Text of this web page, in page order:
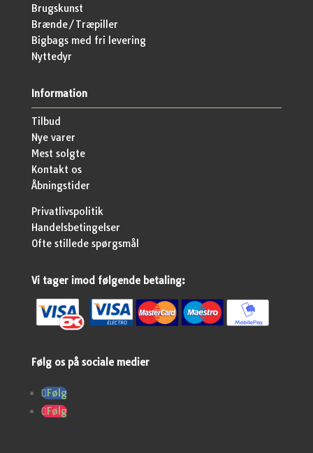
Brugskunst
Brænde/Træpiller
Bigbags med fri levering
Nyttedyr
Information
Tilbud
Nye varer
Mest solgte
Kontakt os
Åbningstider
Privatlivspolitik
Handelsbetingelser
Ofte stillede spørgsmål
Vi tager imod følgende betaling:
Følg os på sociale medier
Følg
Følg